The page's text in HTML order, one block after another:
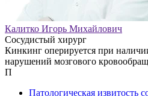
Калитко Игорь Михайлович
Сосудистый хирург
Кинкинг оперируется при
нарушений мозгового
П
Патологическая извитость